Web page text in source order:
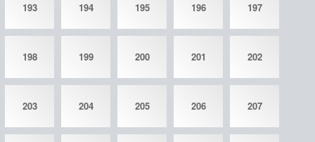
193 194 195 196 197
198 199 200 201 202
203 204 205 206 207